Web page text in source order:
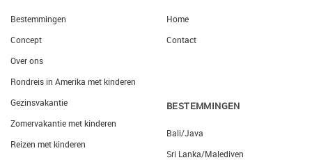
Bestemmingen
Concept
Over ons
Rondreis in Amerika met kinderen
Gezinsvakantie
Zomervakantie met kinderen
Reizen met kinderen
Home
Contact
BESTEMMINGEN
Bali/Java
Sri Lanka/Malediven